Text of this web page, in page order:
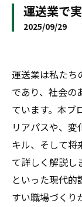
運送業で
2025/09/29
運送業は私たち
であり、社会の
ています。本ブ
リアパスや、
キル、そして将
て詳しく解説し
といった現代的
すい職場づくり